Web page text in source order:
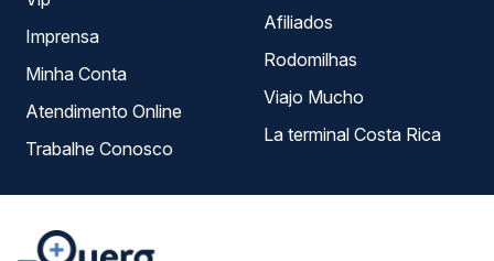
Imprensa
Minha Conta
Atendimento Online
Trabalhe Conosco
Afiliados
Rodomilhas
Viajo Mucho
La terminal Costa Rica